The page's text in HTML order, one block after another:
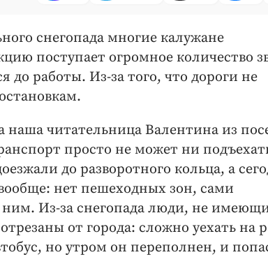
снегопада многие калужане
поступает огромное количество
до работы. Из-за того, что дороги не
наша читательница Валентина из
просто не может ни
до разворотного кольца, а
нет пешеходных зон, сами
Из-за снегопада люди, не
от города: сложно уехать на
но утром он переполнен, и